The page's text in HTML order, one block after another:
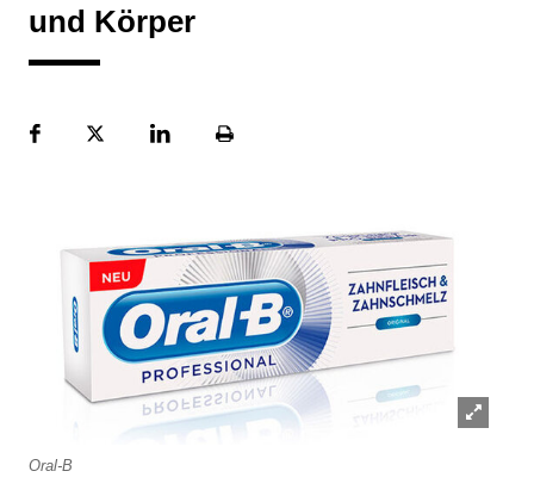
und Körper
FacebookPlattformLinekdInSeite
Oral-B